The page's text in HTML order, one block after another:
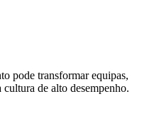
pode transformar equipas,
de alto desempenho.